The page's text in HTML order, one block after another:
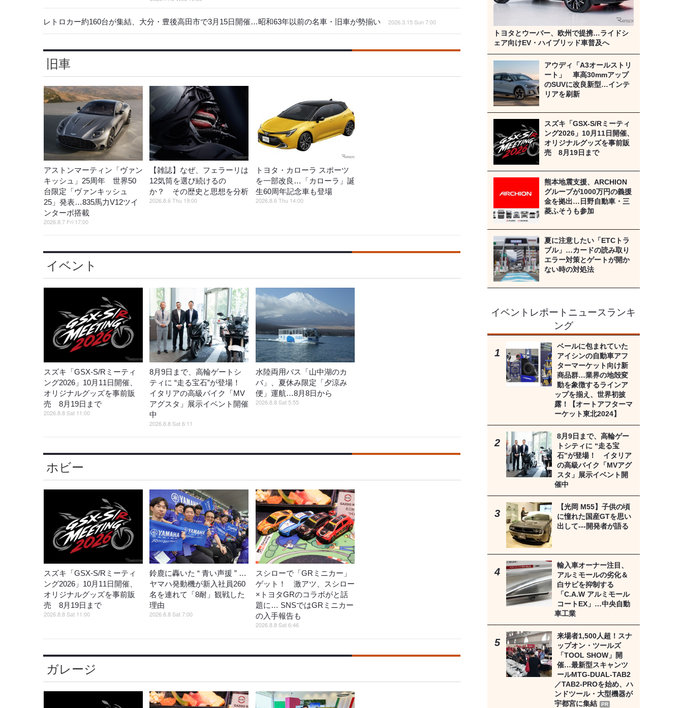
レトロカー約160台が集結、大分・豊後高田市で3月15日開催…昭和63年以前の名車・旧車が勢揃い 2026.3.15 Sun 7:00
旧車
アストンマーティン「ヴァン
キッシュ」25周年 世界50
台限定「ヴァンキッシュ
25」発表…835馬力V12ツイ
ンターボ搭載
2026.8.7 Fri 17:00
【雑誌】なぜ、フェラーリは
12気筒を選び続けるの
か？ その歴史と思想を分析
2026.8.6 Thu 19:00
トヨタ・カローラ スポーツ
を一部改良…「カローラ」誕
生60周年記念車も登場
2026.8.6 Thu 14:00
イベント
スズキ「GSX-S/Rミーティ
ング2026」10月11日開催、
オリジナルグッズを事前販
売 8月19日まで
2026.8.8 Sat 11:00
8月9日まで、高輪ゲートシ
ティに “走る宝石”が登場！
イタリアの高級バイク「MV
アグスタ」展示イベント開催
中
2026.8.8 Sat 6:11
水陸両用バス「山中湖のカ
バ」、夏休み限定「夕涼み
便」運航…8月8日から
2026.8.8 Sat 5:55
ホビー
スズキ「GSX-S/Rミーティ
ング2026」10月11日開催、
オリジナルグッズを事前販
売 8月19日まで
2026.8.8 Sat 11:00
鈴鹿に轟いた “ 青い声援 ” …
ヤマハ発動機が新入社員260
名を連れて「8耐」観戦した
理由
2026.8.8 Sat 7:00
スシローで「GRミニカー」
ゲット！ 激アツ、スシロー
×トヨタGRのコラボがと話
題に… SNSではGRミニカー
の入手報告も
2026.8.8 Sat 6:46
ガレージ
トヨタとウーバー、欧州で提携…ライドシ
ェア向けEV・ハイブリッド車普及へ
アウディ「A3オールストリ
ート」 車高30mmアップ
のSUVに改良新型…インテ
リアを刷新
スズキ「GSX-S/Rミーティ
ング2026」10月11日開催、
オリジナルグッズを事前販
売 8月19日まで
熊本地震支援、ARCHION
グループが1000万円の義援
金を拠出…日野自動車・三
菱ふそうも参加
夏に注意したい「ETCトラ
ブル」…カードの読み取り
エラー対策とゲートが開か
ない時の対処法
イベントレポートニュースランキ
ング
ベールに包まれていた
アイシンの自動車アフ
ターマーケット向け新
商品群…業界の地殻変
動を象徴するラインア
ップを揃え、世界初披
露！【オートアフターマ
ーケット東北2024】
8月9日まで、高輪ゲー
トシティに “走る宝
石”が登場！ イタリア
の高級バイク「MVアグ
スタ」展示イベント開
催中
【光岡 M55】子供の頃
に憧れた国産GTを思い
出して---開発者が語る
輸入車オーナー注目、
アルミモールの劣化＆
白サビを抑制する
「C.A.W アルミモール
コートEX」…中央自動
車工業
来場者1,500人超！スナ
ップオン・ツールズ
「TOOL SHOW」開
催…最新型スキャンツ
ールMTG-DUAL-TAB2
／TAB2-PROを始め、ハ
ンドツール・大型機器が
宇都宮に集結
PR